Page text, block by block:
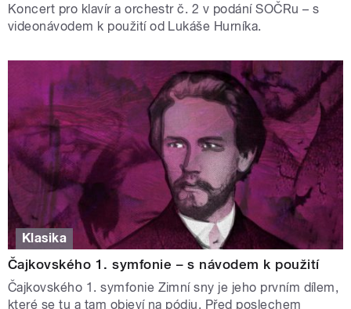
Koncert pro klavír a orchestr č. 2 v podání SOČRu – s
videonávodem k použití od Lukáše Hurníka.
Klasika
Čajkovského 1. symfonie – s návodem k použití
Čajkovského 1. symfonie Zimní sny je jeho prvním dílem,
které se tu a tam objeví na pódiu. Před poslechem